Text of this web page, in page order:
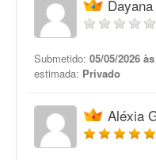
Submetido: 05/05/2026
estimada: Privado
Aléxia